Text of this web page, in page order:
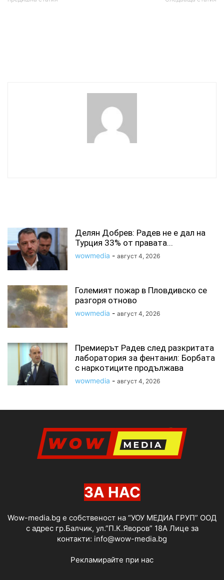
Делян Добрев: Радев не е дал на
Турция 33% от правата...
wowmedia - август 4, 2026
Големият пожар в Пловдивско се
разгоря отново
wowmedia - август 4, 2026
Премиерът Радев след разкритата
лаборатория за фентанил: Борбата
с наркотиците продължава
wowmedia - август 4, 2026
ЗА НАС
Wow-media.bg е собственост на “УОУ МЕДИА ГРУП” ООД
с адрес гр.Балчик, ул.”П.К.Яворов” 18А Лице за
контакти: info@wow-media.bg
Рекламирайте при нас